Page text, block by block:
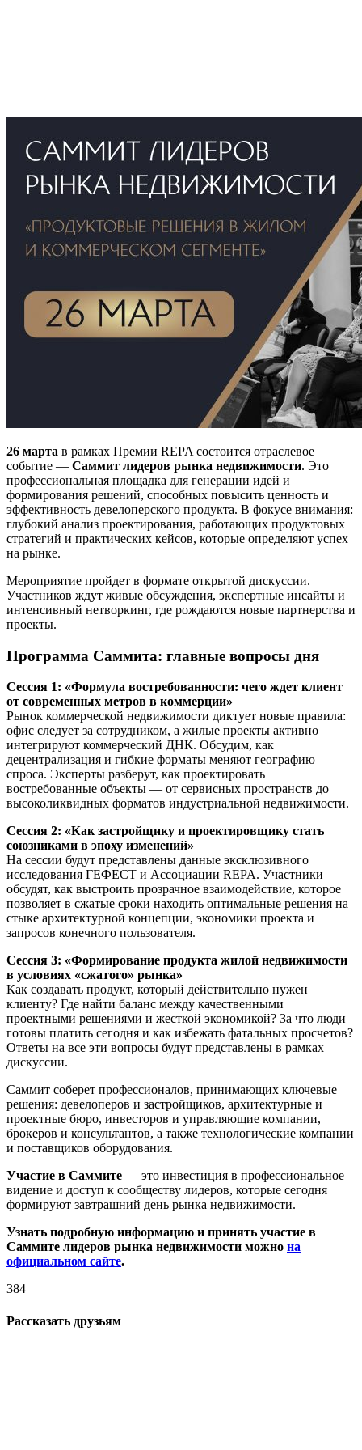
26 марта в рамках Премии REPA состоится отраслевое
событие — Саммит лидеров рынка недвижимости. Это
профессиональная площадка для генерации идей и
формирования решений, способных повысить ценность и
эффективность девелоперского продукта. В фокусе внимания:
глубокий анализ проектирования, работающих продуктовых
стратегий и практических кейсов, которые определяют успех
на рынке.
Мероприятие пройдет в формате открытой дискуссии.
Участников ждут живые обсуждения, экспертные инсайты и
интенсивный нетворкинг, где рождаются новые партнерства и
проекты.
Программа Саммита: главные вопросы дня
Сессия 1: «Формула востребованности: чего ждет клиент
от современных метров в коммерции»
Рынок коммерческой недвижимости диктует новые правила:
офис следует за сотрудником, а жилые проекты активно
интегрируют коммерческий ДНК. Обсудим, как
децентрализация и гибкие форматы меняют географию
спроса. Эксперты разберут, как проектировать
востребованные объекты — от сервисных пространств до
высоколиквидных форматов индустриальной недвижимости.
Сессия 2: «Как застройщику и проектировщику стать
союзниками в эпоху изменений»
На сессии будут представлены данные эксклюзивного
исследования ГЕФЕСТ и Ассоциации REPA. Участники
обсудят, как выстроить прозрачное взаимодействие, которое
позволяет в сжатые сроки находить оптимальные решения на
стыке архитектурной концепции, экономики проекта и
запросов конечного пользователя.
Сессия 3: «Формирование продукта жилой недвижимости
в условиях «сжатого» рынка»
Как создавать продукт, который действительно нужен
клиенту? Где найти баланс между качественными
проектными решениями и жесткой экономикой? За что люди
готовы платить сегодня и как избежать фатальных просчетов?
Ответы на все эти вопросы будут представлены в рамках
дискуссии.
Саммит соберет профессионалов, принимающих ключевые
решения: девелоперов и застройщиков, архитектурные и
проектные бюро, инвесторов и управляющие компании,
брокеров и консультантов, а также технологические компании
и поставщиков оборудования.
Участие в Саммите — это инвестиция в профессиональное
видение и доступ к сообществу лидеров, которые сегодня
формируют завтрашний день рынка недвижимости.
Узнать подробную информацию и принять участие в
Саммите лидеров рынка недвижимости можно на
официальном сайте.
384
Рассказать друзьям